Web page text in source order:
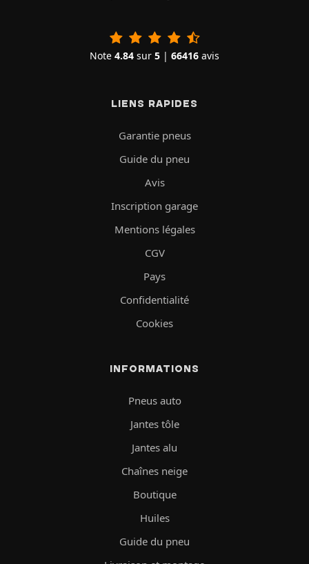
Note 4.84 sur 5 | 66416 avis
LIENS RAPIDES
Garantie pneus
Guide du pneu
Avis
Inscription garage
Mentions légales
CGV
Pays
Confidentialité
Cookies
INFORMATIONS
Pneus auto
Jantes tôle
Jantes alu
Chaînes neige
Boutique
Huiles
Guide du pneu